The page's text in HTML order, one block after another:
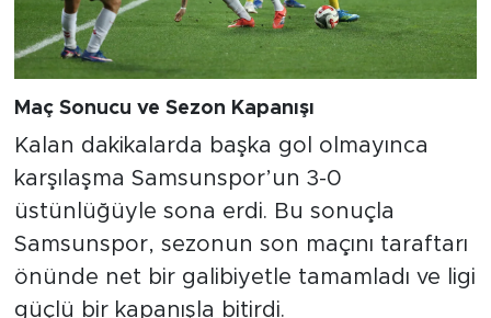
Maç Sonucu ve Sezon Kapanışı
Kalan dakikalarda başka gol olmayınca
karşılaşma Samsunspor’un 3-0
üstünlüğüyle sona erdi. Bu sonuçla
Samsunspor, sezonun son maçını taraftarı
önünde net bir galibiyetle tamamladı ve ligi
güçlü bir kapanışla bitirdi.